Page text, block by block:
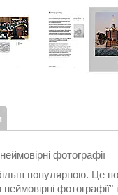
фотографії
популярною. Це